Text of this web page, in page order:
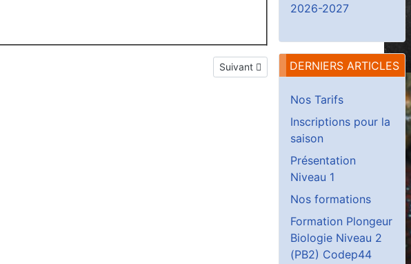
Article suivant : Présentation Niveau 1
Suivant
2026-2027
DERNIERS ARTICLES
Nos Tarifs
Inscriptions pour la
saison
Présentation
Niveau 1
Nos formations
Formation Plongeur
Biologie Niveau 2
(PB2) Codep44